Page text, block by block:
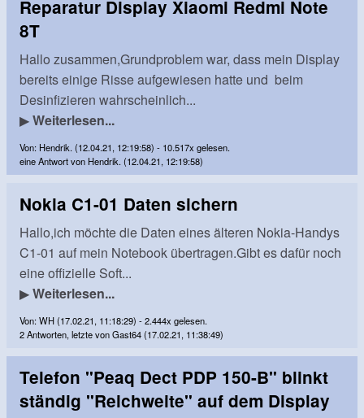
Reparatur Display Xiaomi Redmi Note
8T
Hallo zusammen,Grundproblem war, dass mein Display
bereits einige Risse aufgewiesen hatte und beim
Desinfizieren wahrscheinlich...
▶Weiterlesen...
Von: Hendrik. (12.04.21, 12:19:58) - 10.517x gelesen.
eine Antwort von Hendrik. (12.04.21, 12:19:58)
Nokia C1-01 Daten sichern
Hallo,ich möchte die Daten eines älteren Nokia-Handys
C1-01 auf mein Notebook übertragen.Gibt es dafür noch
eine offizielle Soft...
▶Weiterlesen...
Von: WH (17.02.21, 11:18:29) - 2.444x gelesen.
2 Antworten, letzte von Gast64 (17.02.21, 11:38:49)
Telefon "Peaq Dect PDP 150-B" blinkt
ständig "Reichweite" auf dem Display